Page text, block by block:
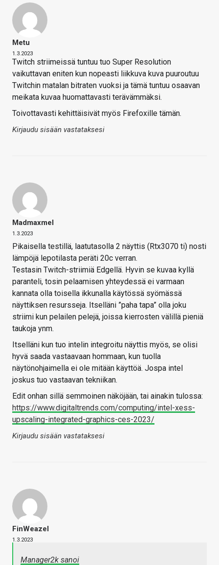
Metu
1.3.2023
Twitch striimeissä tuntuu tuo Super Resolution
vaikuttavan eniten kun nopeasti liikkuva kuva puuroutuu
Twitchin matalan bitraten vuoksi ja tämä tuntuu osaavan
meikata kuvaa huomattavasti terävämmäksi.
Toivottavasti kehittäisivät myös Firefoxille tämän.
Kirjaudu sisään vastataksesi
Madmaxmel
1.3.2023
Pikaisella testillä, laatutasolla 2 näyttis (Rtx3070 ti) nosti
lämpöjä lepotilasta peräti 20c verran.
Testasin Twitch-striimiä Edgellä. Hyvin se kuvaa kyllä
paranteli, tosin pelaamisen yhteydessä ei varmaan
kannata olla toisella ikkunalla käytössä syömässä
näyttiksen resursseja. Itselläni ”paha tapa” olla joku
striimi kun pelailen pelejä, joissa kierrosten välillä pieniä
taukoja ynm.
Itselläni kun tuo intelin integroitu näyttis myös, se olisi
hyvä saada vastaavaan hommaan, kun tuolla
näytönohjaimella ei ole mitään käyttöä. Jospa intel
joskus tuo vastaavan tekniikan.
Edit onhan sillä semmoinen näköjään, tai ainakin tulossa:
https://www.digitaltrends.com/computing/intel-xess-
upscaling-integrated-graphics-ces-2023/
Kirjaudu sisään vastataksesi
FinWeazel
1.3.2023
Manager2k sanoi